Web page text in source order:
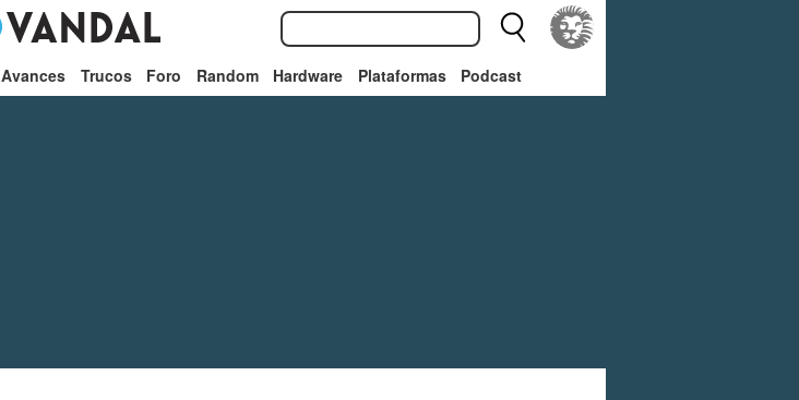
Avances Trucos Foro Random Hardware Plataformas Podcast